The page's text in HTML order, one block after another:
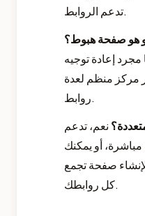
تدعم الروابط.
هو صفحة هبوط؟
إعادة توجيه
مركز منظم لعدة
روابط.
نعم، تدعم
أو يمكنك
صفحة تجمع
كل روابطك.